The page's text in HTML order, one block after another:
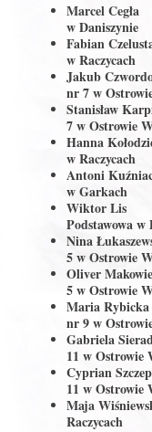
Marcel
w Daniszynie
Fabian
w Raczycach
Jakub
nr 7 w
Stanisław
7 w Ostrowie
Hanna
w Raczycach
Antoni
w Garkach
Wiktor
Podstawowa w
Nina
5 w Ostrowie
Oliver
5 w Ostrowie
Maria
nr 9 w
Gabriela
11 w Ostrowie
Cyprian
11 w Ostrowie
Maja
Raczycach